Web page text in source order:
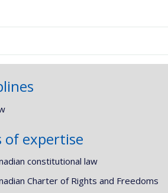
of expertise
constitutional law
Charter of Rights and Freedoms